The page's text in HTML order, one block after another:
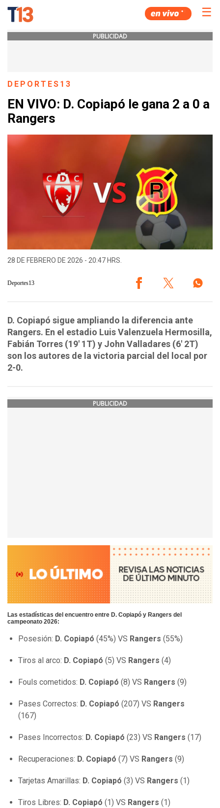
☰
PUBLICIDAD
DEPORTES13
EN VIVO: D. Copiapó le gana 2 a 0 a
Rangers
28 DE FEBRERO DE 2026 - 20:47 HRS.
Deportes13
D. Copiapó sigue ampliando la diferencia ante
Rangers. En el estadio Luis Valenzuela Hermosilla,
Fabián Torres (19' 1T) y John Valladares (6' 2T)
son los autores de la victoria parcial del local por
2-0.
PUBLICIDAD
Las estadísticas del encuentro entre D. Copiapó y Rangers del
campeonato 2026:
Posesión: D. Copiapó (45%) VS Rangers (55%)
Tiros al arco: D. Copiapó (5) VS Rangers (4)
Fouls cometidos: D. Copiapó (8) VS Rangers (9)
Pases Correctos: D. Copiapó (207) VS Rangers
(167)
Pases Incorrectos: D. Copiapó (23) VS Rangers (17)
Recuperaciones: D. Copiapó (7) VS Rangers (9)
Tarjetas Amarillas: D. Copiapó (3) VS Rangers (1)
Tiros Libres: D. Copiapó (1) VS Rangers (1)